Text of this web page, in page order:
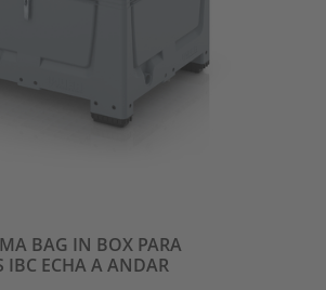
BAG IN BOX PARA
IBC ECHA A ANDAR